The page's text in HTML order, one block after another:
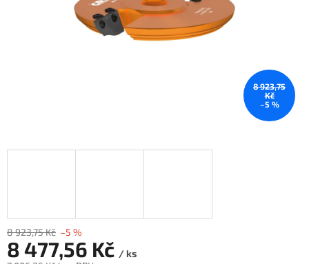
8 923,75
Kč
–5 %
8 923,75 Kč –5 %
8 477,56 Kč / ks